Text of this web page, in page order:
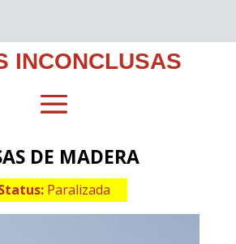
INCONCLUSAS
DE MADERA
Paralizada